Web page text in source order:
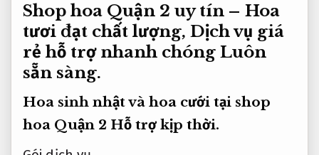
Shop hoa Quận 2 uy tín – Hoa
tươi đạt chất lượng, Dịch vụ giá
rẻ hỗ trợ nhanh chóng Luôn
sẵn sàng.
Hoa sinh nhật và hoa cưới tại shop
hoa Quận 2 Hỗ trợ kịp thời.